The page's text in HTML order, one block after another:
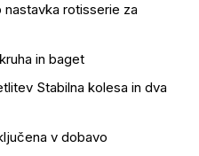
rotisserie za
in baget
Stabilna kolesa in dva
v dobavo